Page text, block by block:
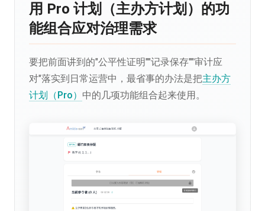
用 Pro 计划（主办方计划）的功
能组合应对治理需求
要把前面讲到的"公平性证明""记录保存""审计应
对"落实到日常运营中，最省事的办法是把主办方
计划（Pro） 中的几项功能组合起来使用。